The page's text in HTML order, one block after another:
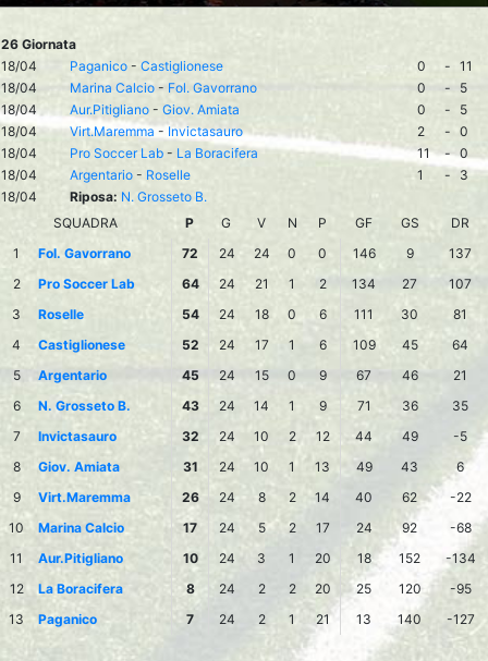
26 Giornata
18/04
Paganico - Castiglionese 0 - 11
18/04
Marina Calcio - Fol. Gavorrano 0 -
5
18/04
Aur.Pitigliano - Giov. Amiata 0 -
5
18/04
Virt.Maremma - Invictasauro 2 - 0
18/04
Pro Soccer Lab - La Boracifera 11 - 0
18/04
Argentario - Roselle 1 -
3
18/04
Riposa: N. Grosseto B.
SQUADRA
P G V N P GF GS
DR
1
Fol. Gavorrano 72 24 24 0 0 146 9
137
2
Pro Soccer Lab 64 24 21 1 2 134 27
107
3
Roselle 54 24 18 0 6 111 30
81
4
Castiglionese 52 24 17 1 6 109 45
64
5
Argentario 45 24 15 0 9 67 46
21
6
N. Grosseto B. 43 24 14 1 9 71 36
35
7
Invictasauro 32 24 10 2 12 44 49
-5
8
Giov. Amiata 31 24 10 1 13 49 43
6
9
Virt.Maremma 26 24 8 2 14 40 62
-22
10
Marina Calcio 17 24 5 2 17 24 92
-68
11
Aur.Pitigliano 10 24 3 1 20 18 152
-134
12
La Boracifera 8 24 2 2 20 25 120
-95
13
Paganico 7 24 2 1 21 13 140 -127